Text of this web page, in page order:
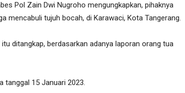
Pol Zain Dwi Nugroho mengungkapkan, pihaknya
mencabuli tujuh bocah, di Karawaci, Kota Tangerang.
ditangkap, berdasarkan adanya laporan orang tua
tanggal 15 Januari 2023.